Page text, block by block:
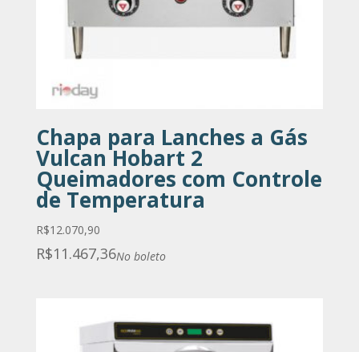
Chapa para Lanches a Gás
Vulcan Hobart 2
Queimadores com Controle
de Temperatura
R$12.070,90
R$11.467,36No boleto